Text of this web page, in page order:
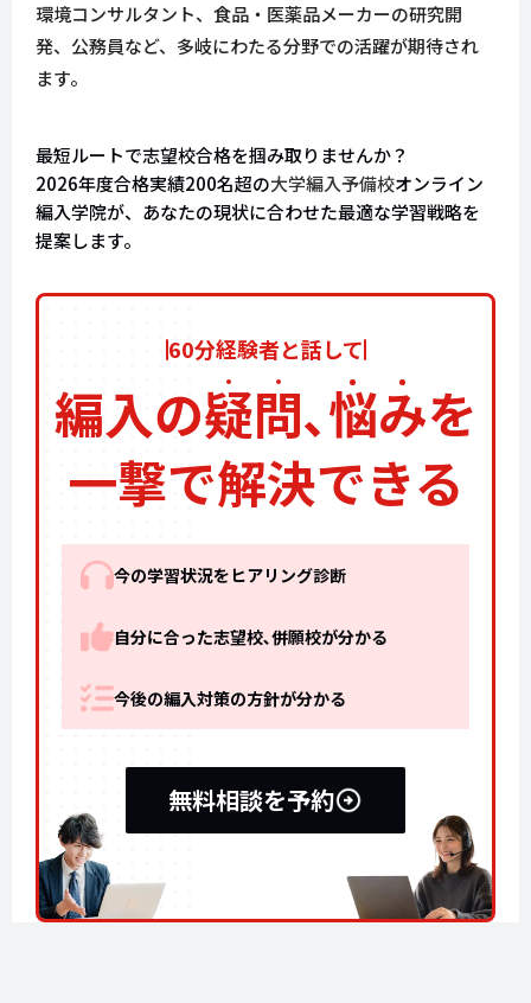
環境コンサルタント、食品・医薬品メーカーの研究開
発、公務員など、多岐にわたる分野での活躍が期待され
ます。
最短ルートで志望校合格を掴み取りませんか？
2026年度合格実績200名超の大学編入予備校オンライン
編入学院が、あなたの現状に合わせた最適な学習戦略を
提案します。
60分経験者と話して
編入の疑問､悩みを
一撃で解決できる
今の学習状況をヒアリング診断
自分に合った志望校､併願校が分かる
今後の編入対策の方針が分かる
無料相談を予約